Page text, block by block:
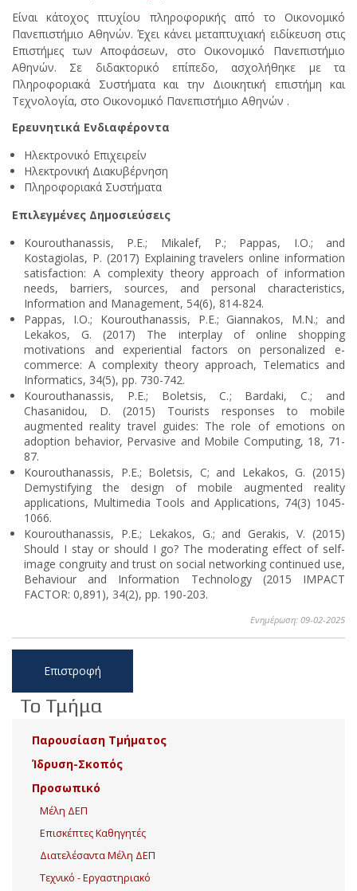
Είναι κάτοχος πτυχίου πληροφορικής από το Οικονομικό
Πανεπιστήμιο Αθηνών. Έχει κάνει μεταπτυχιακή ειδίκευση στις
Επιστήμες των Αποφάσεων, στο Οικονομικό Πανεπιστήμιο
Αθηνών. Σε διδακτορικό επίπεδο, ασχολήθηκε με τα
Πληροφοριακά Συστήματα και την Διοικητική επιστήμη και
Τεχνολογία, στο Οικονομικό Πανεπιστήμιο Αθηνών .
Ερευνητικά Ενδιαφέροντα
Ηλεκτρονικό Επιχειρείν
Ηλεκτρονική Διακυβέρνηση
Πληροφοριακά Συστήματα
Επιλεγμένες Δημοσιεύσεις
Kourouthanassis, P.E.; Mikalef, P.; Pappas, I.O.; and
Kostagiolas, P. (2017) Explaining travelers online information
satisfaction: A complexity theory approach of information
needs, barriers, sources, and personal characteristics,
Information and Management, 54(6), 814-824.
Pappas, I.O.; Kourouthanassis, P.E.; Giannakos, M.N.; and
Lekakos, G. (2017) The interplay of online shopping
motivations and experiential factors on personalized e-
commerce: A complexity theory approach, Telematics and
Informatics, 34(5), pp. 730-742.
Kourouthanassis, P.E.; Boletsis, C.; Bardaki, C.; and
Chasanidou, D. (2015) Tourists responses to mobile
augmented reality travel guides: The role of emotions on
adoption behavior, Pervasive and Mobile Computing, 18, 71-
87.
Kourouthanassis, P.E.; Boletsis, C; and Lekakos, G. (2015)
Demystifying the design of mobile augmented reality
applications, Multimedia Tools and Applications, 74(3) 1045-
1066.
Kourouthanassis, P.E.; Lekakos, G.; and Gerakis, V. (2015)
Should I stay or should I go? The moderating effect of self-
image congruity and trust on social networking continued use,
Behaviour and Information Technology (2015 IMPACT
FACTOR: 0,891), 34(2), pp. 190-203.
Ενημέρωση: 09-02-2025
Επιστροφή
Το Τμήμα
Παρουσίαση Τμήματος
Ίδρυση-Σκοπός
Προσωπικό
Μέλη ΔΕΠ
Επισκέπτες Καθηγητές
Διατελέσαντα Μέλη ΔΕΠ
Τεχνικό - Εργαστηριακό